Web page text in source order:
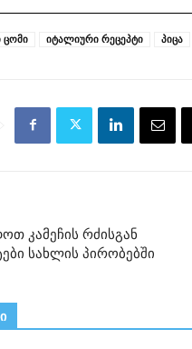
ცომი იტალიური რეცეპტი პიცა
კამეჩის რძისგან
სახლის პირობებში